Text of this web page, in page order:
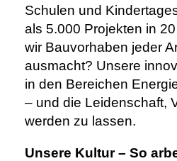
Schulen und
als 5.000 Projekten in
wir Bauvorhaben jeder
ausmacht? Unsere
in den Bereichen
– und die Leidenschaft,
werden zu lassen.
Unsere Kultur – So